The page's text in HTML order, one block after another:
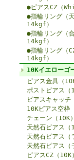
●ピアスCZ（
●指輪リング（
14kgf）
●指輪リング（
14kgf）
●指輪リング（
14kgf）
10Kイエローゴ
ピアス金具（
ポストピアス（
ピアスキャッチ
10Kピアス空枠
チェーン（10K）
天然石ピアス（
天然石ピアス（
天然石ピアス（
ピアスCZ（10K）